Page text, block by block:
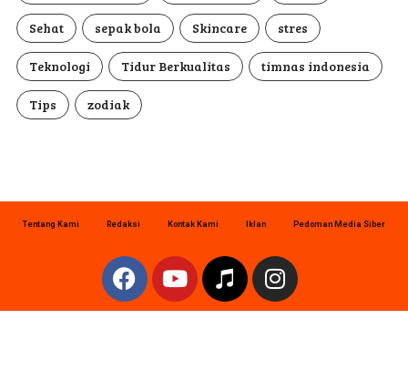
Sehat sepak bola Skincare stres
Teknologi Tidur Berkualitas timnas indonesia
Tips zodiak
Tentang Kami Redaksi Kontak Kami Iklan Pedoman Media Siber